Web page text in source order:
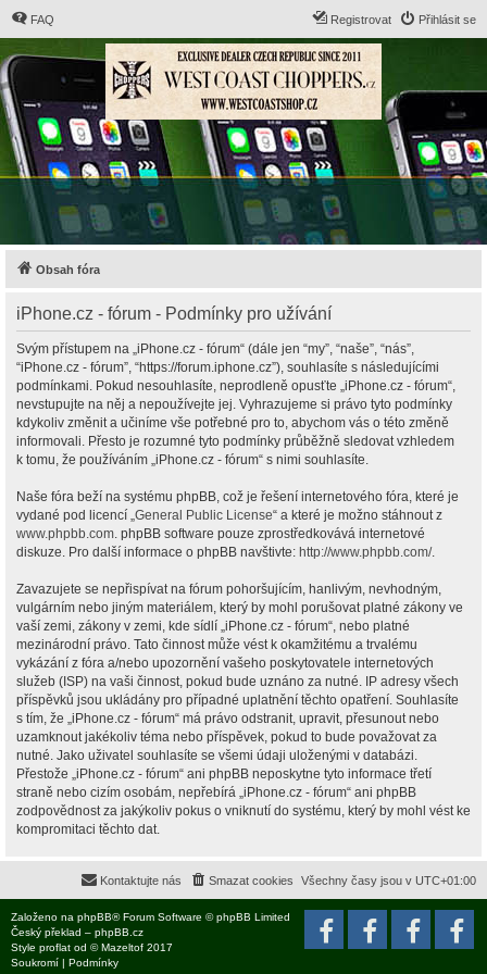
FAQ Přihlásit se
Registrovat
Obsah fóra
iPhone.cz - fórum - Podmínky pro užívání
Svým přístupem na „iPhone.cz - fórum“ (dále jen “my”, “naše”, “nás”,
“iPhone.cz - fórum”, “https://forum.iphone.cz”), souhlasíte s následujícími
podmínkami. Pokud nesouhlasíte, neprodleně opusťte „iPhone.cz - fórum“,
nevstupujte na něj a nepoužívejte jej. Vyhrazujeme si právo tyto podmínky
kdykoliv změnit a učiníme vše potřebné pro to, abychom vás o této změně
informovali. Přesto je rozumné tyto podmínky průběžně sledovat vzhledem
k tomu, že používáním „iPhone.cz - fórum“ s nimi souhlasíte.
Naše fóra beží na systému phpBB, což je řešení internetového fóra, které je
vydané pod licencí „General Public License“ a které je možno stáhnout z
www.phpbb.com. phpBB software pouze zprostředkovává internetové
diskuze. Pro další informace o phpBB navštivte: http://www.phpbb.com/.
Zavazujete se nepřispívat na fórum pohoršujícím, hanlivým, nevhodným,
vulgárním nebo jiným materiálem, který by mohl porušovat platné zákony ve
vaší zemi, zákony v zemi, kde sídlí „iPhone.cz - fórum“, nebo platné
mezinárodní právo. Tato činnost může vést k okamžitému a trvalému
vykázání z fóra a/nebo upozornění vašeho poskytovatele internetových
služeb (ISP) na vaši činnost, pokud bude uznáno za nutné. IP adresy všech
příspěvků jsou ukládány pro případné uplatnění těchto opatření. Souhlasíte
s tím, že „iPhone.cz - fórum“ má právo odstranit, upravit, přesunout nebo
uzamknout jakékoliv téma nebo příspěvek, pokud to bude považovat za
nutné. Jako uživatel souhlasíte se všemi údaji uloženými v databázi.
Přestože „iPhone.cz - fórum“ ani phpBB neposkytne tyto informace třetí
straně nebo cizím osobám, nepřebírá „iPhone.cz - fórum“ ani phpBB
zodpovědnost za jakýkoliv pokus o vniknutí do systému, který by mohl vést ke
kompromitaci těchto dat.
Všechny časy jsou v UTC+01:00
Smazat cookies
Kontaktujte nás
Založeno na phpBB® Forum Software © phpBB Limited
Český překlad – phpBB.cz
Style proflat od ©Mazeltof 2017
Soukromí | Podmínky